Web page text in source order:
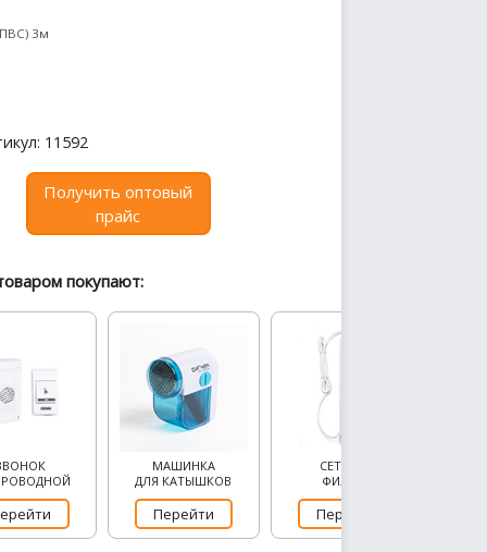
3м
11592
Получить оптовый
прайс
покупают:
МАШИНКА
ДЛЯ КАТЫШКОВ
Перейти
СЕТЕВОЙ
ФИЛЬТР
Перейти